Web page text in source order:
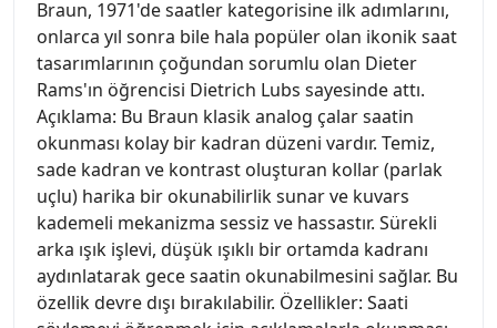
Braun, 1971'de saatler kategorisine ilk adımlarını,
onlarca yıl sonra bile hala popüler olan ikonik saat
tasarımlarının çoğundan sorumlu olan Dieter
Rams'ın öğrencisi Dietrich Lubs sayesinde attı.
Açıklama: Bu Braun klasik analog çalar saatin
okunması kolay bir kadran düzeni vardır. Temiz,
sade kadran ve kontrast oluşturan kollar (parlak
uçlu) harika bir okunabilirlik sunar ve kuvars
kademeli mekanizma sessiz ve hassastır. Sürekli
arka ışık işlevi, düşük ışıklı bir ortamda kadranı
aydınlatarak gece saatin okunabilmesini sağlar. Bu
özellik devre dışı bırakılabilir. Özellikler: Saati